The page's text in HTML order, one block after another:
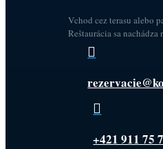
Vchod cez terasu alebo
Reštaurácia sa nachádza


+421 911 75